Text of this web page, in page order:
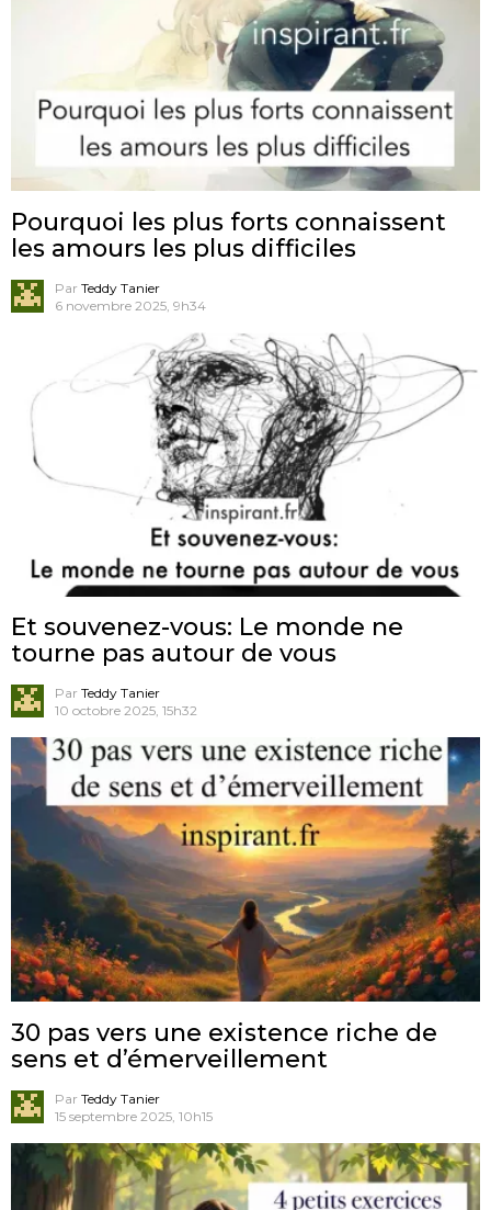
Pourquoi les plus forts connaissent
les amours les plus difficiles
Par Teddy Tanier
6 novembre 2025, 9h34
Et souvenez-vous: Le monde ne
tourne pas autour de vous
Par Teddy Tanier
10 octobre 2025, 15h32
30 pas vers une existence riche de
sens et d’émerveillement
Par Teddy Tanier
15 septembre 2025, 10h15